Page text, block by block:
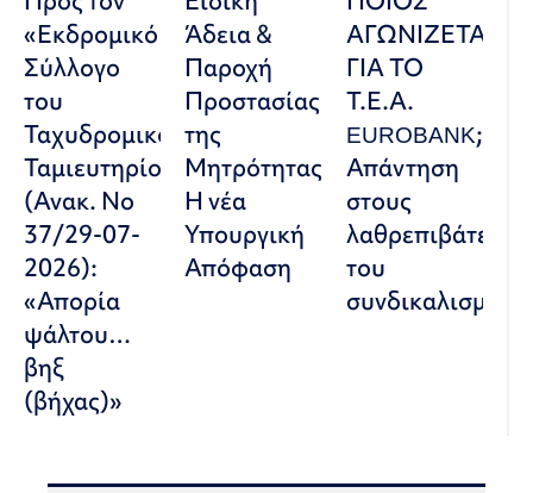
«Εκδρομικό
Σύλλογο
του
Ταχυδρομικού
Ταμιευτηρίου»
(Ανακ. Νο
37/29-07-
2026):
«Απορία
ψάλτου…
βηξ
(βήχας)»
Άδεια &
Παροχή
Προστασίας
της
Μητρότητας:
Η νέα
Υπουργική
Απόφαση
ΑΓΩΝΙΖΕΤΑΙ
ΓΙΑ ΤΟ
Τ.Ε.Α.
EUROBANK;
Απάντηση
στους
λαθρεπιβάτες
του
συνδικαλισμού